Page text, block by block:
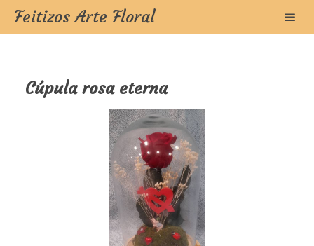
Feitizos Arte Floral
Cúpula rosa eterna